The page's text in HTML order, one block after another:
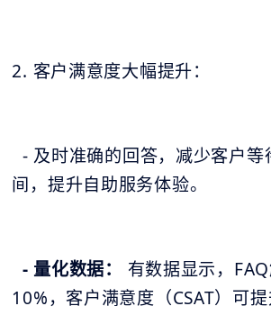
2. 客户满意度大幅提升：
- 及时准确的回答，减少客户等
间，提升自助服务体验。
- 量化数据： 有数据显示，
10%，客户满意度（CSAT）可提